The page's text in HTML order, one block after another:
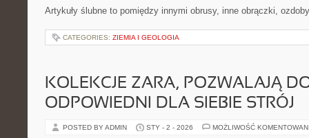
Artykuły ślubne to pomiędzy innymi obrusy, inne obrączki,
CATEGORIES: ZIEMIA I GEOLOGIA
KOLEKCJE ZARA, POZWALAJĄ
ODPOWIEDNI DLA SIEBIE STRÓJ
POSTED BY ADMIN STY - 2 - 2026 MOŻLIWOŚĆ